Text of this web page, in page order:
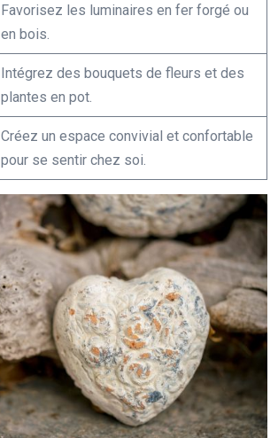
Favorisez les luminaires en fer forgé ou
en bois.
Intégrez des bouquets de fleurs et des
plantes en pot.
Créez un espace convivial et confortable
pour se sentir chez soi.